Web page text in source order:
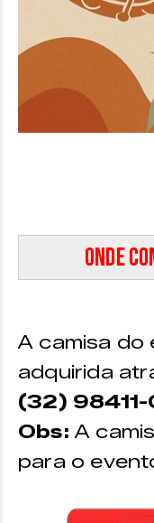
Onde
A camisa do
adquirida
(32)
Obs:A
para o